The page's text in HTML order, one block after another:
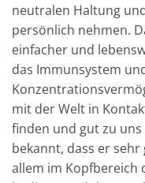
neutralen Haltung
persönlich nehmen.
einfacher und
das Immunsystem
mit der Welt in
finden und gut zu
bekannt, dass er
allem im